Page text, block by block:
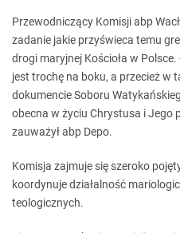
Przewodniczący Komisji abp
zadanie jakie przyświeca temu
drogi maryjnej Kościoła w
jest trochę na boku, a przecież w
dokumencie Soboru
obecna w życiu Chrystusa i Jego
zauważył abp Depo.
Komisja zajmuje się szeroko
koordynuje działalność
teologicznych.